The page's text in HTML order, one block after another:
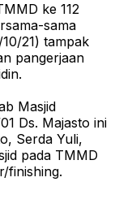
ke 112
sama
21) tampak
pangerjaan
Masjid
Ds. Majasto ini
Serda Yuli,
pada TMMD
finishing.